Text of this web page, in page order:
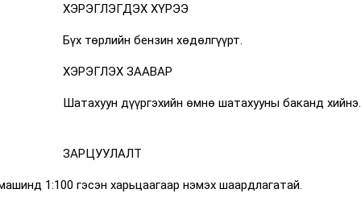
ХЭРЭГЛЭГДЭХ ХҮРЭЭ
Бүх төрлийн бензин хөдөлгүүрт.
ХЭРЭГЛЭХ ЗААВАР
Шатахуун дүүргэхийн өмнө шатахууны баканд хийнэ.
ЗАРЦУУЛАЛТ
1:100 гэсэн харьцаагаар нэмэх шаардлагатай.